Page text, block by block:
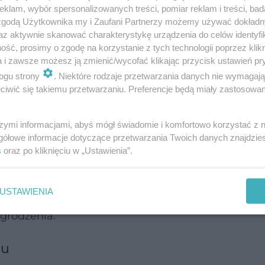
gdzie wykonano niezbędne badania. Ich wyniki
jest nowotworem.
niszczenie narządów, w tym przypadku
guz. Zgodnie z protokołem leczenia tego typu
planujemy usunąć zmianę w trakcie jednego
płata mikronaczyniowego. W przypadku tej
którym odtworzymy ciągłość żuchwy po
Borowiec.
pełną funkcjonalność żuchwy. Zespół
wybór spersonalizowanych treści, pomiar reklam i treści,
Użytkownika my i Zaufani Partnerzy możemy używać
aktywnie skanować charakterystykę urządzenia do celów
prosimy o zgodę na korzystanie z tych technologii poprzez
i zawsze możesz ją zmienić/wycofać klikając przycisk ustawień
strony
. Niektóre rodzaje przetwarzania danych nie
się takiemu przetwarzaniu. Preferencje będą miały
informacjami, abyś mógł świadomie i komfortowo korzystać z
informacje dotyczące przetwarzania Twoich danych
oraz po kliknięciu w „Ustawienia”.
USTAWIENIA